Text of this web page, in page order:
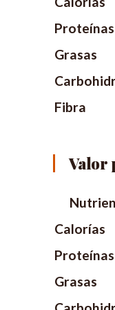
Proteínas
Grasas
Fibra
Valor
Calorías
Proteínas
Grasas